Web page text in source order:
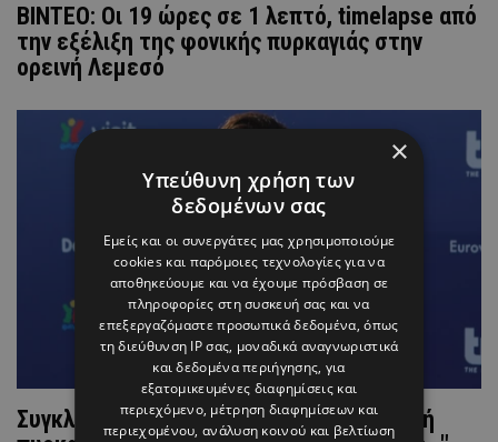
ΒΙΝΤΕΟ: Οι 19 ώρες σε 1 λεπτό, timelapse από
την εξέλιξη της φονικής πυρκαγιάς στην
ορεινή Λεμεσό
Συγκλονισμένη η Φουρέιρα για την φονική
×
Υπεύθυνη χρήση των
δεδομένων σας
Εμείς και οι συνεργάτες μας χρησιμοποιούμε
cookies και παρόμοιες τεχνολογίες για να
αποθηκεύουμε και να έχουμε πρόσβαση σε
πληροφορίες στη συσκευή σας και να
επεξεργαζόμαστε προσωπικά δεδομένα, όπως
τη διεύθυνση IP σας, μοναδικά αναγνωριστικά
και δεδομένα περιήγησης, για
εξατομικευμένες διαφημίσεις και
περιεχόμενο, μέτρηση διαφημίσεων και
περιεχομένου, ανάλυση κοινού και βελτίωση